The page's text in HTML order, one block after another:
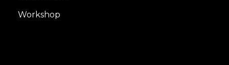
Workshop